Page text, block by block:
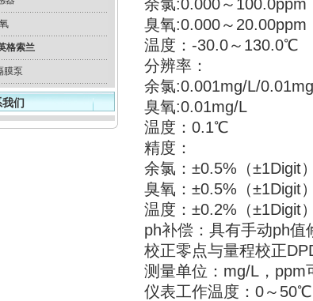
格索兰
膜泵
们
余氯:0.000～100.0ppm
臭氧:0.000～20.00ppm
温度：-30.0～130.0℃
分辨率：
余氯:0.001mg/L/
臭氧:0.01mg/L
温度：0.1℃
精度：
余氯：±0.5%（±1Digit）
臭氧：±0.5%（±1Digit）
温度：±0.2%（±1Digit
ph补偿：具有手动ph值
校正零点与量程校正
测量单位：mg/L，ppm
仪表工作温度：0～50℃